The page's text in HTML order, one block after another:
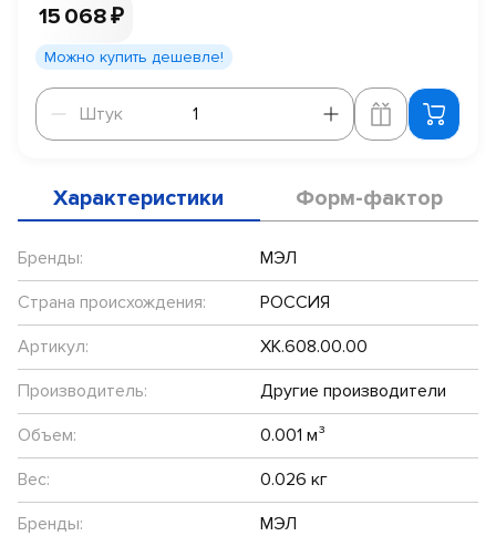
15 068 ₽
Можно купить дешевле!
Штук
Штук
Характеристики Форм-фактор
Бренды:
МЭЛ
Страна происхождения:
РОССИЯ
Артикул:
ХК.608.00.00
Производитель:
Другие производители
Объем:
0.001 м³
Вес:
0.026 кг
Бренды:
МЭЛ